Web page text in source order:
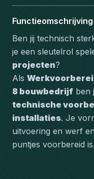
Functieomschrijving
Ben jij technisch
je een sleutelrol
projecten?
Als
8 bouwbedrijf
technische
installaties. Je
uitvoering en werf
puntjes voorbereid is.